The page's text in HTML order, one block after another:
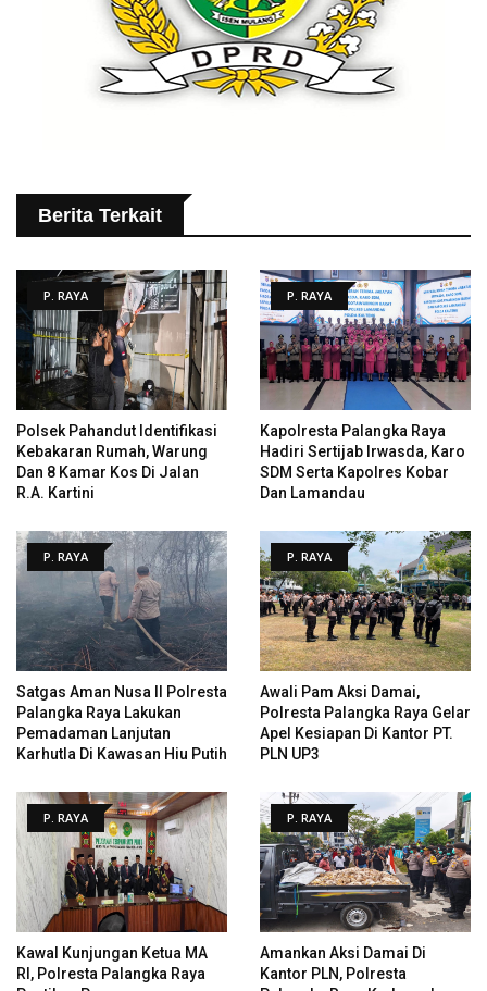
Berita Terkait
P. RAYA
Polsek Pahandut Identifikasi
Kebakaran Rumah, Warung
Dan 8 Kamar Kos Di Jalan
R.A. Kartini
P. RAYA
Kapolresta Palangka Raya
Hadiri Sertijab Irwasda, Karo
SDM Serta Kapolres Kobar
Dan Lamandau
P. RAYA
Satgas Aman Nusa II Polresta
Palangka Raya Lakukan
Pemadaman Lanjutan
Karhutla Di Kawasan Hiu Putih
P. RAYA
Awali Pam Aksi Damai,
Polresta Palangka Raya Gelar
Apel Kesiapan Di Kantor PT.
PLN UP3
P. RAYA
Kawal Kunjungan Ketua MA
RI, Polresta Palangka Raya
P. RAYA
Amankan Aksi Damai Di
Kantor PLN, Polresta